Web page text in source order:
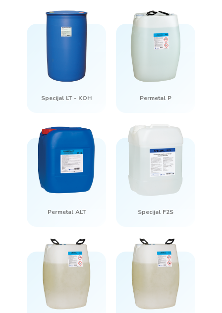
Specijal LT - KOH Permetal P
Permetal ALT Specijal F2S